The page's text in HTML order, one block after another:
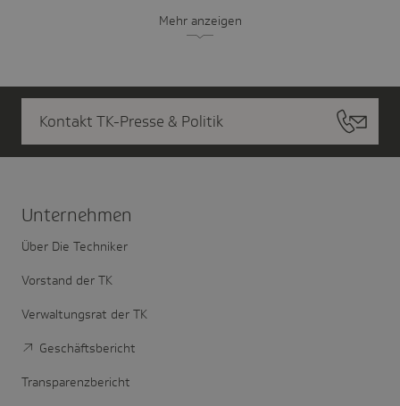
Mehr anzeigen
Kontakt TK-Presse & Politik
Unter­nehmen
Über Die Techniker
Vorstand der TK
Verwaltungsrat der TK
Geschäftsbericht
Transparenzbericht